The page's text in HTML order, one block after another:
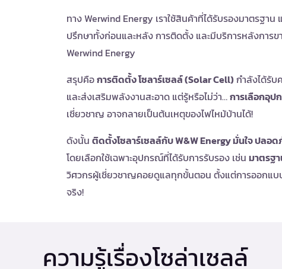
ทาง Werwind Energy เราใช้สินค้าที่ได้รับรองมาตรฐ
ปรึกษาทั้งก่อนและหลัง การติดตั้ง และมีบริการหลังการ
Werwind Energy
สรุปคือการติดตั้ง โซลาร์เซลล์ (Solar Cell)กำลังได้รับ
และส่งเสริมพลังงานสะอาด แต่รู้หรือไม่ว่า…การเลือกอุป
เชี่ยวชาญ อาจกลายเป็นต้นเหตุของไฟไหม้บ้านได้!
ดังนั้น ติดตั้งโซลาร์เซลล์กับ W&W Energy มั่นใจ ปลอ
โดยเลือกใช้เฉพาะอุปกรณ์ที่ได้รับการรับรอง เช่น มาตรฐ
วิศวกรผู้เชี่ยวชาญคอยดูแลทุกขั้นตอน ตั้งแต่การออกแบ
จริง!
ความรู้เรื่องโซล่าเซลล์